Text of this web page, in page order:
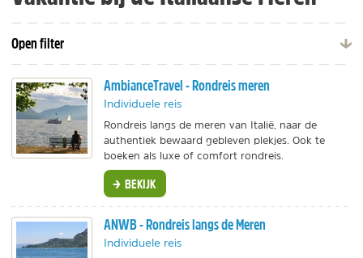
Open filter
AmbianceTravel - Rondreis meren
Individuele reis
Rondreis langs de meren van Italië, naar de
authentiek bewaard gebleven plekjes. Ook te
boeken als luxe of comfort rondreis.
BEKIJK
ANWB - Rondreis langs de Meren
Individuele reis